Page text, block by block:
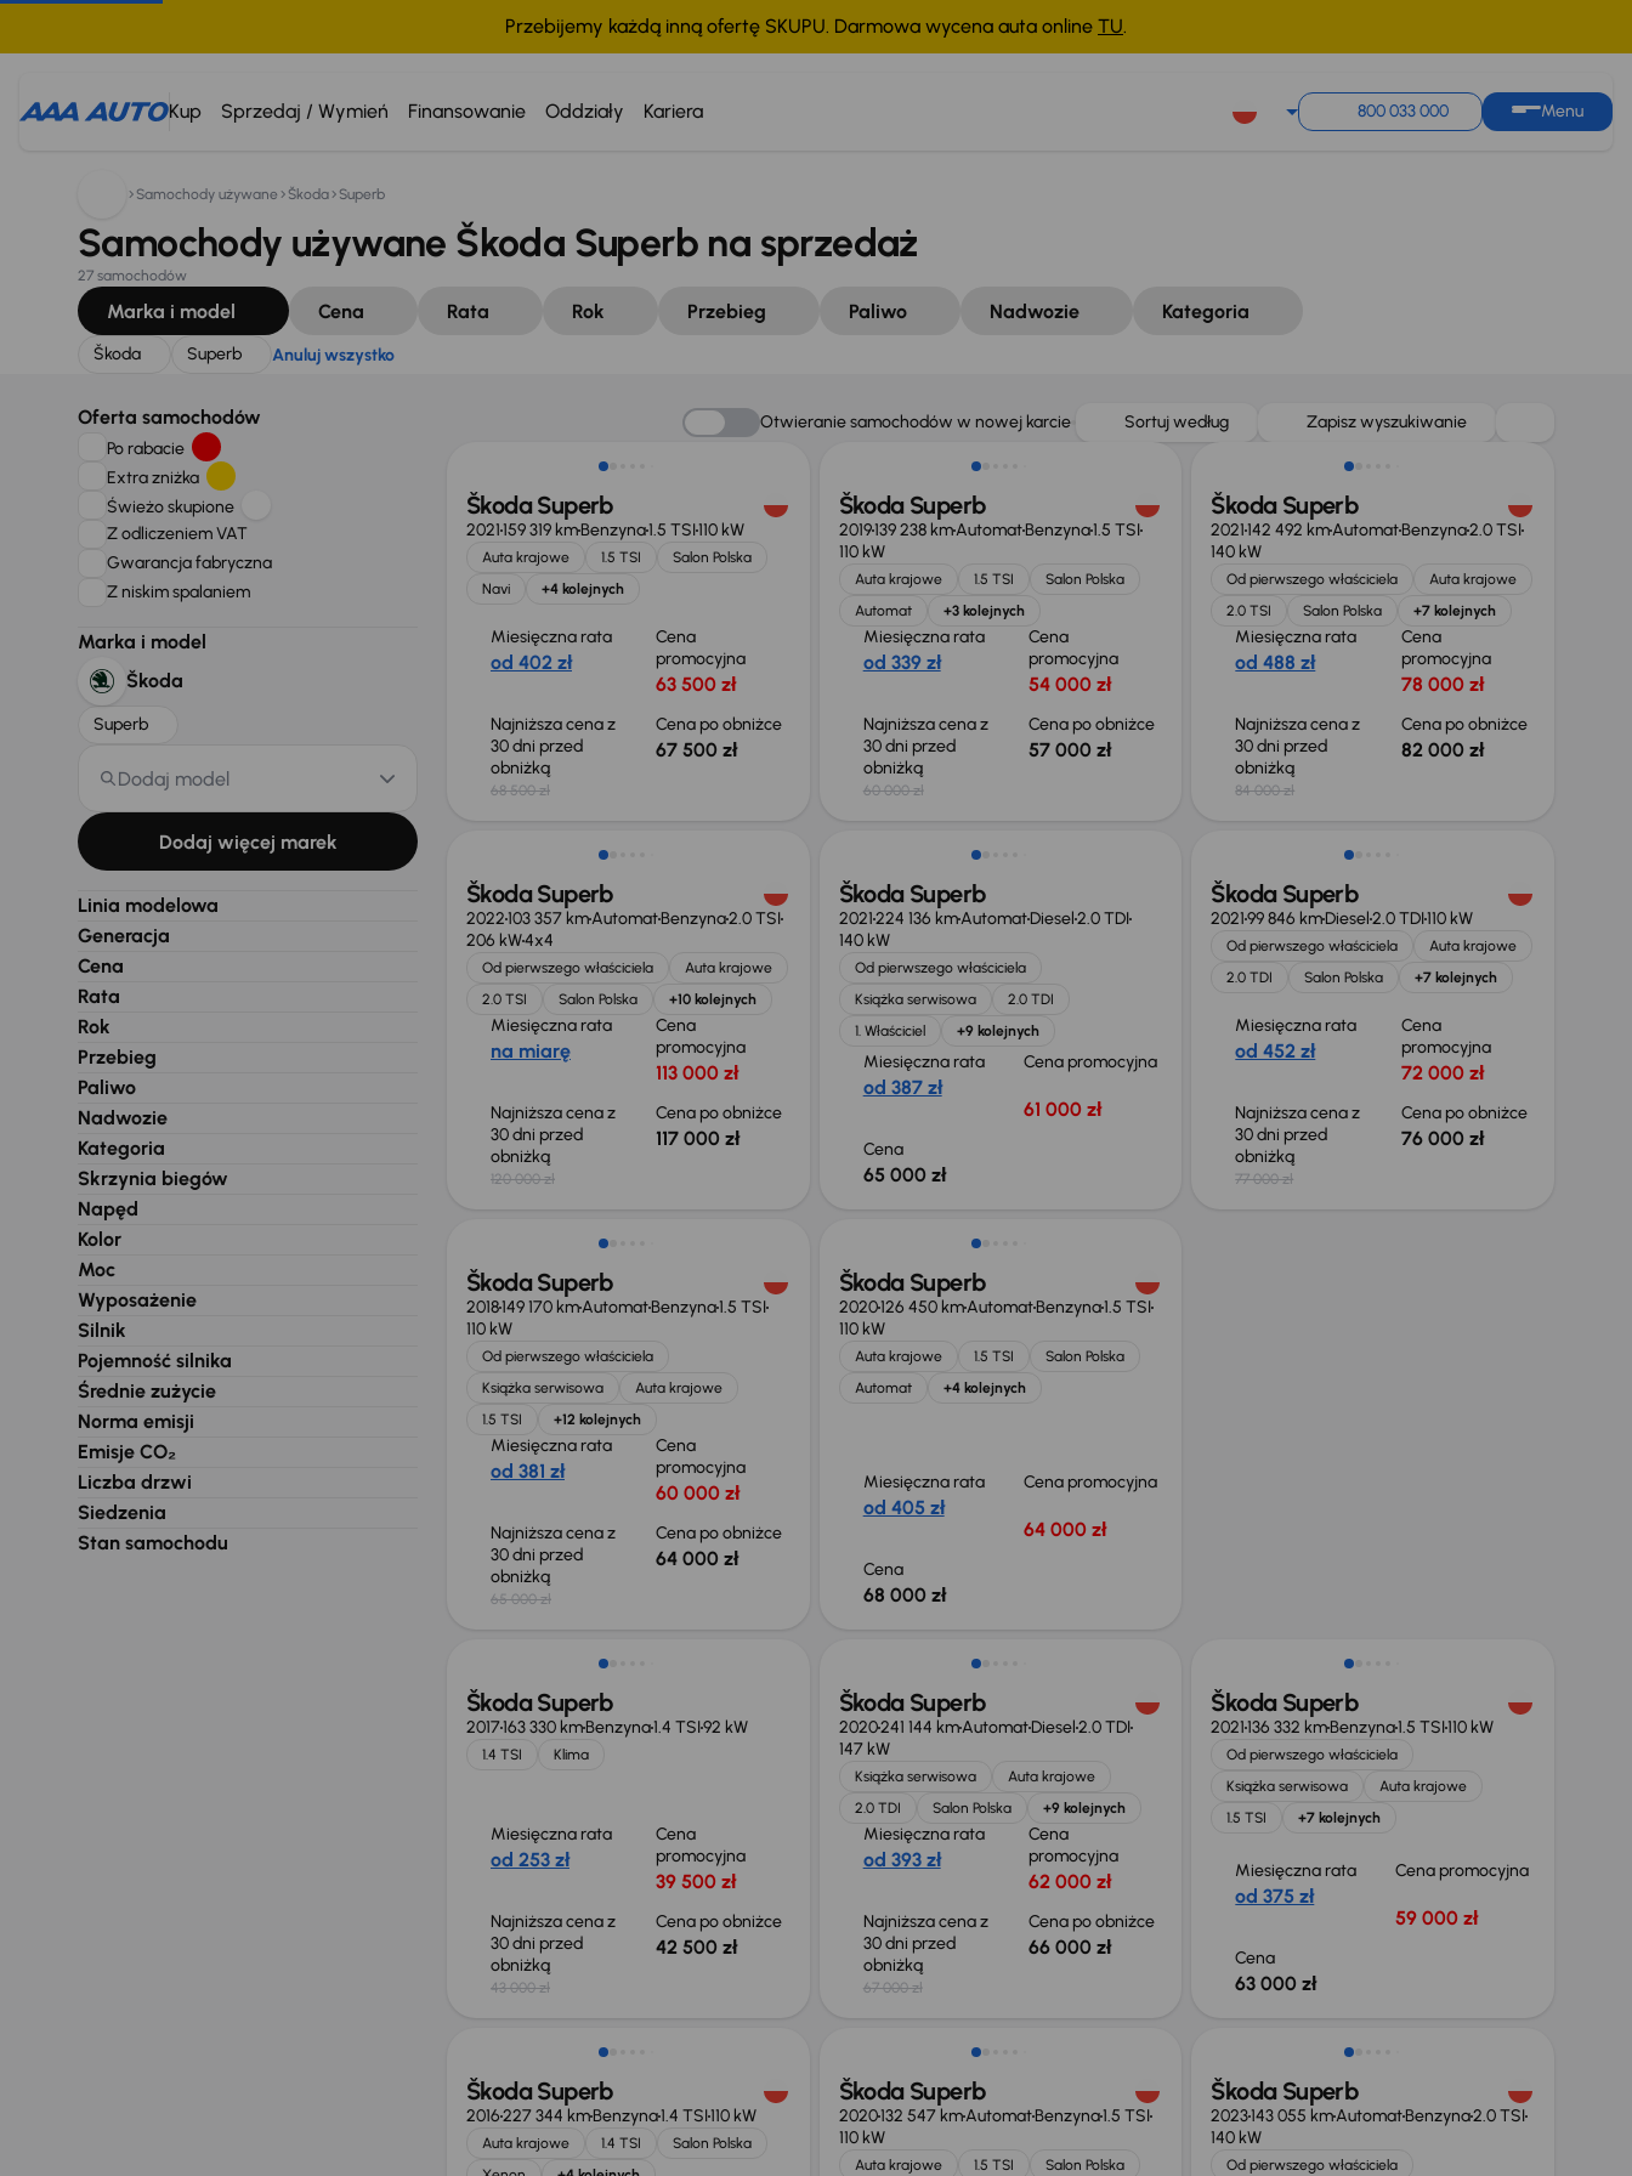
Przebijemy każdą inną ofertę SKUPU. Darmowa wycena auta online TU.
Kup Sprzedaj / Wymień Finansowanie Oddziały Kariera 800 033 000 Menu
Szukam: Anuluj wszystko
Samochody używane Škoda Superb
Samochody używane Škoda Superb na sprzedaż
27 samochodów
Marka i model Cena Rata Rok Przebieg Paliwo Nadwozie Kategoria
Škoda Superb Anuluj wszystko
Oferta samochodów
Po rabacie
Extra zniżka
Świeżo skupione
Z odliczeniem VAT
Gwarancja fabryczna
Z niskim spalaniem
Marka i model
Škoda
Superb
Dodaj model
Dodaj więcej marek
Linia modelowa
Generacja
Cena
Rata
Rok
Przebieg
Paliwo
Nadwozie
Kategoria
Skrzynia biegów
Napęd
Kolor
Moc
Wyposażenie
Silnik
Pojemność silnika
Średnie zużycie
Norma emisji
Emisje CO₂
Liczba drzwi
Siedzenia
Stan samochodu
Otwieranie samochodów w nowej karcie Sortuj według Zapisz wyszukiwanie
Škoda Superb
2021159 319 kmBenzyna1.5 TSI110 kW
Auta krajowe 1.5 TSI
Salon Polska
Navi
+4 kolejnych
Miesięczna rata
od 402 zł
Cena
promocyjna
63 500 zł
Najniższa cena z
30 dni przed
obniżką
68 500 zł
Cena po obniżce
67 500 zł
Taniej o 3 000 zł
Škoda Superb
2019139 238 kmAutomatBenzyna1.5 TSI
110 kW
Auta krajowe 1.5 TSI
Salon Polska
Automat
+3 kolejnych
Miesięczna rata
od 339 zł
Cena
promocyjna
54 000 zł
Najniższa cena z
30 dni przed
obniżką
60 000 zł
Cena po obniżce
57 000 zł
Taniej o 2 000 zł
Škoda Superb
2021142 492 kmAutomatBenzyna2.0 TSI
140 kW
Od pierwszego właściciela
Auta krajowe
2.0 TSI
Salon Polska +7 kolejnych
Miesięczna rata
od 488 zł
Cena
promocyjna
78 000 zł
Najniższa cena z
30 dni przed
obniżką
84 000 zł
Cena po obniżce
82 000 zł
Taniej o 3 000 zł
Škoda Superb
2022103 357 kmAutomatBenzyna2.0 TSI
206 kW4x4
Od pierwszego właściciela
Auta krajowe
2.0 TSI
Salon Polska +10 kolejnych
Miesięczna rata
na miarę
Cena
promocyjna
113 000 zł
Najniższa cena z
30 dni przed
obniżką
120 000 zł
Cena po obniżce
117 000 zł
Świeżo skupione
Škoda Superb
2021224 136 kmAutomatDiesel2.0 TDI
140 kW
Od pierwszego właściciela
Książka serwisowa
2.0 TDI
1. Właściciel
+9 kolejnych
Miesięczna rata
od 387 zł
Cena promocyjna
61 000 zł
Cena
65 000 zł
Taniej o 1 000 zł
Škoda Superb
202199 846 kmDiesel2.0 TDI110 kW
Od pierwszego właściciela
Auta krajowe
2.0 TDI
Salon Polska +7 kolejnych
Miesięczna rata
od 452 zł
Cena
promocyjna
72 000 zł
Najniższa cena z
30 dni przed
obniżką
77 000 zł
Cena po obniżce
76 000 zł
Taniej o 1 000 zł
Škoda Superb
2018149 170 kmAutomatBenzyna1.5 TSI
110 kW
Od pierwszego właściciela
Książka serwisowa
Auta krajowe
1.5 TSI
+12 kolejnych
Miesięczna rata
od 381 zł
Cena
promocyjna
60 000 zł
Najniższa cena z
30 dni przed
obniżką
65 000 zł
Cena po obniżce
64 000 zł
Możliwość odliczenia VAT
Škoda Superb
2020126 450 kmAutomatBenzyna1.5 TSI
110 kW
Auta krajowe 1.5 TSI
Salon Polska
Automat
+4 kolejnych
Miesięczna rata
od 405 zł
Cena promocyjna
64 000 zł
Cena
68 000 zł
Taniej o 500 zł
Škoda Superb
2017163 330 kmBenzyna1.4 TSI92 kW
1.4 TSI Klima
Miesięczna rata
od 253 zł
Cena
promocyjna
39 500 zł
Najniższa cena z
30 dni przed
obniżką
43 000 zł
Cena po obniżce
42 500 zł
Taniej o 1 000 zł
Škoda Superb
2020241 144 kmAutomatDiesel2.0 TDI
147 kW
Książka serwisowa
Auta krajowe
2.0 TDI
Salon Polska +9 kolejnych
Miesięczna rata
od 393 zł
Cena
promocyjna
62 000 zł
Najniższa cena z
30 dni przed
obniżką
67 000 zł
Cena po obniżce
66 000 zł
Škoda Superb
2021136 332 kmBenzyna1.5 TSI110 kW
Od pierwszego właściciela
Książka serwisowa
Auta krajowe
1.5 TSI
+7 kolejnych
Miesięczna rata
od 375 zł
Cena promocyjna
59 000 zł
Cena
63 000 zł
Taniej o 1 000 zł
Škoda Superb
2016227 344 kmBenzyna1.4 TSI110 kW
Auta krajowe 1.4 TSI
Salon Polska
Taniej o 500 zł
Škoda Superb
2020132 547 kmAutomatBenzyna1.5 TSI
110 kW
Auta krajowe 1.5 TSI
Salon Polska
Możliwość odliczenia VAT
Škoda Superb
2023143 055 kmAutomatBenzyna2.0 TSI
140 kW
Od pierwszego właściciela